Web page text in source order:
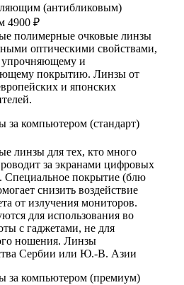
(антибликовым)
4900 ₽
полимерные очковые линзы
оптическими свойствами,
упрочняющему и
покрытию. Линзы от
и японских
за компьютером (стандарт)
линзы для тех, кто много
за экранами цифровых
Специальное покрытие (блю
снизить воздействие
от излучения мониторов.
для использования во
с гаджетами, не для
ношения. Линзы
Сербии или Ю.-В. Азии
за компьютером (премиум)